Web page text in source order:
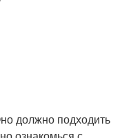
должно подходить